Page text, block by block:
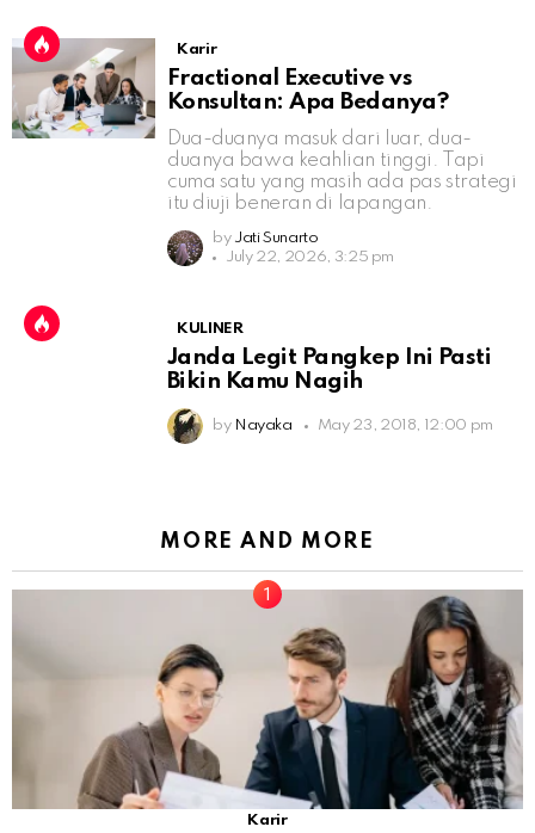
Karir
Fractional Executive vs
Konsultan: Apa Bedanya?
Dua-duanya masuk dari luar, dua-
duanya bawa keahlian tinggi. Tapi
cuma satu yang masih ada pas strategi
itu diuji beneran di lapangan.
by Jati Sunarto
July 22, 2026, 3:25 pm
KULINER
Janda Legit Pangkep Ini Pasti
Bikin Kamu Nagih
by Nayaka May 23, 2018, 12:00 pm
MORE AND MORE
Karir